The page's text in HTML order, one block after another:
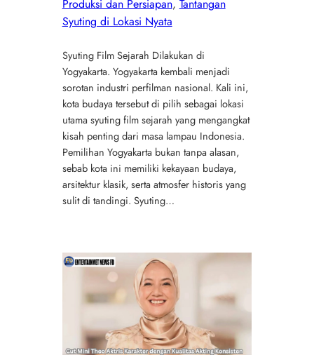
Produksi dan Persiapan, Tantangan
Syuting di Lokasi Nyata
Syuting Film Sejarah Dilakukan di
Yogyakarta. Yogyakarta kembali menjadi
sorotan industri perfilman nasional. Kali ini,
kota budaya tersebut di pilih sebagai lokasi
utama syuting film sejarah yang mengangkat
kisah penting dari masa lampau Indonesia.
Pemilihan Yogyakarta bukan tanpa alasan,
sebab kota ini memiliki kekayaan budaya,
arsitektur klasik, serta atmosfer historis yang
sulit di tandingi. Syuting…